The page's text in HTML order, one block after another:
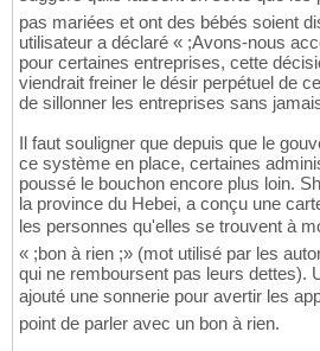
pas mariées et ont des bébés soient
utilisateur a déclaré « ;Avons-nous
pour certaines entreprises, cette
viendrait freiner le désir perpétuel de
de sillonner les entreprises sans
Il faut souligner que depuis que le
ce système en place, certaines
poussé le bouchon encore plus loin.
la province du Hebei, a conçu une
les personnes qu'elles se trouvent à
« ;bon à rien ;» (mot utilisé par les
qui ne remboursent pas leurs dettes).
ajouté une sonnerie pour avertir les
point de parler avec un bon à rien.